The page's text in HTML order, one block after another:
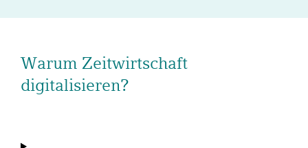
Warum Zeitwirtschaft
digitalisieren?